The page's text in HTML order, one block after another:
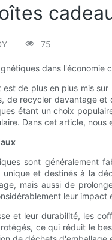
75
dans l'économie
de plus en plus mis
de recycler davantage
étant un choix
Dans cet article,
sont généralement
et destinés à la
mais aussi de
leur
et leur durabilité, les
ce qui réduit le